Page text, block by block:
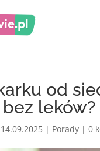
od
leków?
14.09.2025 | Porady |0